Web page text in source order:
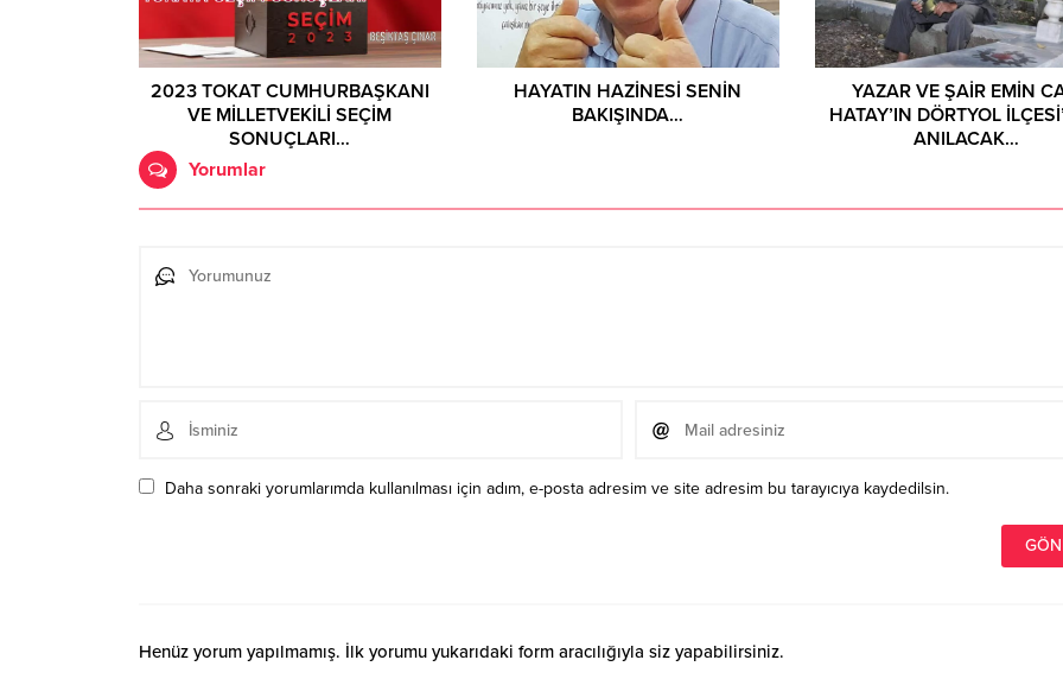
2023 TOKAT CUMHURBAŞKANI
VE MİLLETVEKİLİ SEÇİM
SONUÇLARI…
HAYATIN HAZİNESİ SENİN
BAKIŞINDA…
YAZAR VE ŞAİR EMİN
HATAY’IN DÖRTYOL
ANILACAK…
Yorumlar
Daha sonraki yorumlarımda kullanılması için adım, e-posta adresim ve site adresim bu tarayıcıya kaydedilsin.
Henüz yorum yapılmamış. İlk yorumu yukarıdaki form aracılığıyla siz yapabilirsiniz.